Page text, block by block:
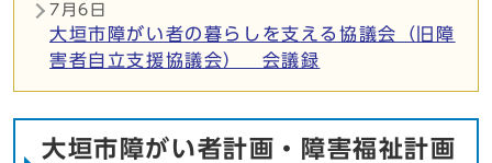
7月6日
大垣市障がい者の暮らしを支える協議会（旧障
害者自立支援協議会） 会議録
大垣市障がい者計画・障害福祉計画